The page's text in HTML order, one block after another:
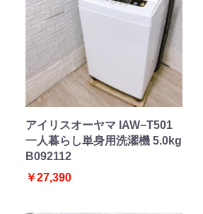
アイリスオーヤマ IAW−T501
一人暮らし単身用洗濯機 5.0kg
B092112
￥27,390